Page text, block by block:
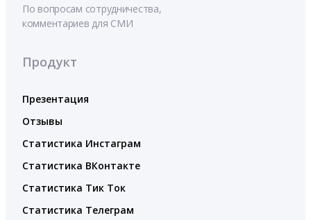
По вопросам сотрудничества,
комментариев для СМИ
Продукт
Презентация
Отзывы
Статистика Инстаграм
Статистика ВКонтакте
Статистика Тик Ток
Статистика Телеграм